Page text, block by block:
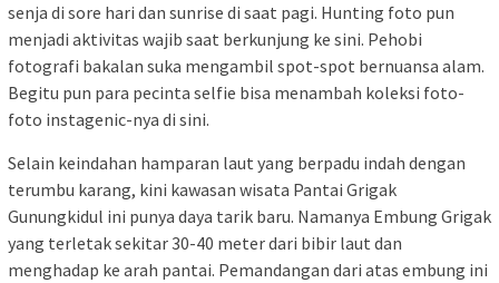
senja di sore hari dan sunrise di saat pagi. Hunting foto pun
menjadi aktivitas wajib saat berkunjung ke sini. Pehobi
fotografi bakalan suka mengambil spot-spot bernuansa alam.
Begitu pun para pecinta selfie bisa menambah koleksi foto-
foto instagenic-nya di sini.
Selain keindahan hamparan laut yang berpadu indah dengan
terumbu karang, kini kawasan wisata Pantai Grigak
Gunungkidul ini punya daya tarik baru. Namanya Embung Grigak
yang terletak sekitar 30-40 meter dari bibir laut dan
menghadap ke arah pantai. Pemandangan dari atas embung ini